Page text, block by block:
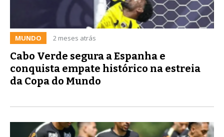
MUNDO 2 meses atrás
Cabo Verde segura a Espanha e
conquista empate histórico na estreia
da Copa do Mundo